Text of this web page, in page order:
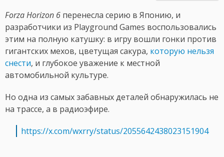
Forza Horizon 6 перенесла серию в Японию, и
разработчики из Playground Games воспользовались
этим на полную катушку: в игру вошли гонки против
гигантских мехов, цветущая сакура, которую нельзя
снести, и глубокое уважение к местной
автомобильной культуре.
Но одна из самых забавных деталей обнаружилась не
на трассе, а в радиоэфире.
https://x.com/wxrry/status/2055642438023151904